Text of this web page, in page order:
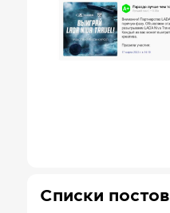
Списки постов